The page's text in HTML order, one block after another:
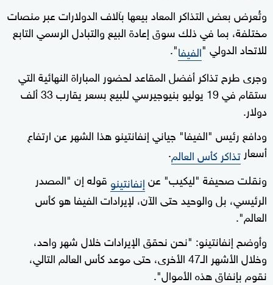
وتُعرض بعض التذاكر المعاد ⁠بيعها بآلاف الدولارات عبر منصات
مختلفة، بما في ذلك سوق إعادة البيع والتبادل الرسمي التابع
للاتحاد الدولي "الفيفا".
وجرى طرح تذاكر أفضل المقاعد لحضور المباراة النهائية التي
ستقام في 19 يوليو بنيوجيرسي للبيع بسعر يقارب 33 ألف
دولار.
ودافع رئيس "الفيفا" جياني إنفانتينو هذا الشهر عن ارتفاع
أسعار تذاكر كأس العالم.
ونقلت صحيفة "ليكيب" عنإنفانتينو قوله إن "المصدر
الرئيسي، بل والوحيد حتى الآن، لإيرادات الفيفا هو كأس
العالم".
وأوضح إنفانتينو: "نحن نحقق الإيرادات خلال شهر واحد،
وخلال الأشهر الـ47 الأخرى، حتى موعد كأس العالم التالي،
نقوم بإنفاق هذه الأموال".